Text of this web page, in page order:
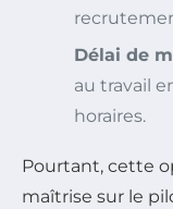
Délai de
au travail
horaires.
Pourtant, cette
maîtrise sur le